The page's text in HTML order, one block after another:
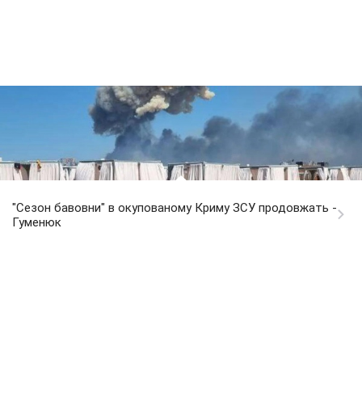
"Сезон бавовни" в окупованому Криму ЗСУ продовжать -
Гуменюк